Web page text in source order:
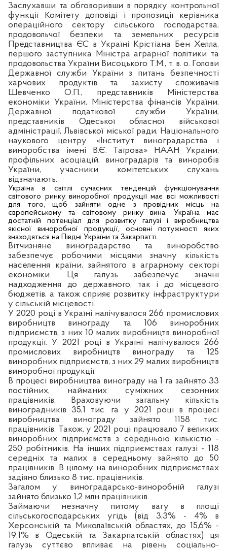
Заслухавши та обговоривши в порядку контрольної
функції Комітету доповіді і пропозиції керівника
операційного сектору сільського господарства,
продовольчої безпеки та земельних ресурсів
Представництва ЄС в Україні Крістіана Бен Хелла,
першого заступника
Міністра аграрної політики та
продовольства України Висоцького Т.М., т. в. о. Голови
Державної служби України з питань безпечності
харчових продуктів та захисту споживачів
Шевченко О.П., представників Міністерства
економіки України, Міністерства фінансів України,
Державної податкової служби України,
представників Одеської обласної військової
адміністрації, Львівської міської ради, Національного
наукового центру «Інститут виноградарства і
виноробства імені В.Є. Таїрова» НААН України,
профільних асоціацій, виноградарів та виноробів
України, учасники комітетських слухань
відзначають.
Україна в світлі сучасних тенденцій функціонування
світового ринку виноробної продукції має всі можливості
для того, щоб зайняти одне з провідних місць на
європейському та світовому ринку вина. Україна має
достатній потенціал для розвитку галузі і виробництва
якісної виноробної продукції, основні потужності яких
знаходяться на Півдні України та Закарпатті.
Вітчизняне виноградарство та виноробство
забезпечує робочими місцями значну кількість
населення країни, зайнятого в аграрному секторі
економіки. Ця галузь забезпечує значні
надходження до державного, так і до місцевого
бюджетів, а також сприяє розвитку інфраструктури
у сільській місцевості.
У 2020 році в Україні налічувалося 266 промислових
виробництв винограду та 106 виноробних
підприємств, з них 10 малих виробництв виноробної
продукції. У 2021 році в Україні налічувалося 266
промислових виробництв винограду та 125
виноробних підприємств, з них 29 малих виробництв
виноробної продукції.
В процесі виробництва винограду на 1 га зайнято 33
постійних, найманих суміжних сезонних
працівників. Враховуючи загальну кількість
виноградників 35,1 тис. га у 2021 році в процесі
виробництва винограду зайнято 1158 тис.
працівників. Також, у 2021 році працювало 7 великих
виноробних підприємств з середньою кількістю -
250 робітників. На інших підприємствах галузі - 118
середніх та малих в середньому зайнято до 50
працівників. В цілому на виноробних підприємствах
задіяно близько 8 тис. працівників.
Загалом у виноградарсько-виноробній галузі
зайнято близько 1,2 млн працівників.
Займаючи незначну питому вагу в площі
сільськогосподарських угідь (від 3,3% - 4% в
Херсонській та Миколаївській областях, до 15,6% -
19,1% в Одеській та Закарпатській областях) ця
галузь суттєво впливає на рівень соціально-